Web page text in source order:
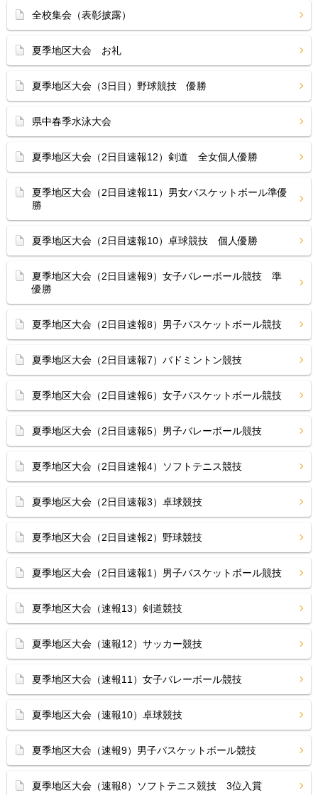
全校集会（表彰披露）
夏季地区大会 お礼
夏季地区大会（3日目）野球競技 優勝
県中春季水泳大会
夏季地区大会（2日目速報12）剣道 全女個人優勝
夏季地区大会（2日目速報11）男女バスケットボール準優
勝
夏季地区大会（2日目速報10）卓球競技 個人優勝
夏季地区大会（2日目速報9）女子バレーボール競技 準
優勝
夏季地区大会（2日目速報8）男子バスケットボール競技
夏季地区大会（2日目速報7）バドミントン競技
夏季地区大会（2日目速報6）女子バスケットボール競技
夏季地区大会（2日目速報5）男子バレーボール競技
夏季地区大会（2日目速報4）ソフトテニス競技
夏季地区大会（2日目速報3）卓球競技
夏季地区大会（2日目速報2）野球競技
夏季地区大会（2日目速報1）男子バスケットボール競技
夏季地区大会（速報13）剣道競技
夏季地区大会（速報12）サッカー競技
夏季地区大会（速報11）女子バレーボール競技
夏季地区大会（速報10）卓球競技
夏季地区大会（速報9）男子バスケットボール競技
夏季地区大会（速報8）ソフトテニス競技 3位入賞